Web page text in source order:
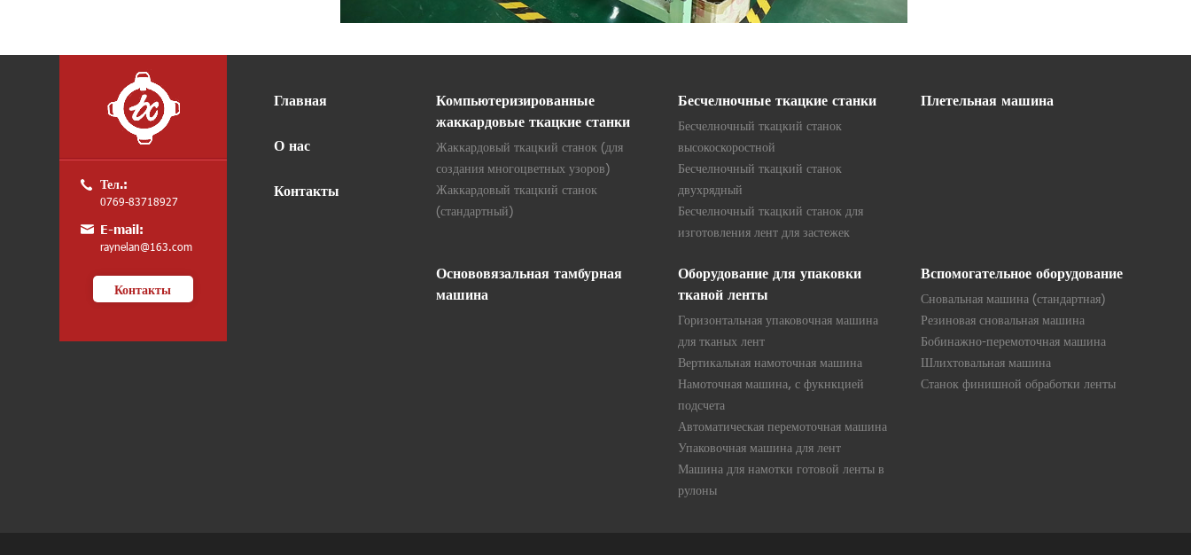
Тел.:
0769-83718927
E-mail:
raynelan@163.com
Контакты
Главная
О нас
Контакты
Компьютеризированные
жаккардовые ткацкие станки
Жаккардовый ткацкий станок (для
создания многоцветных узоров)
Жаккардовый ткацкий станок
(стандартный)
Бесчелночные ткацкие станки
Бесчелночный ткацкий станок
высокоскоростной
Бесчелночный ткацкий станок
двухрядный
Бесчелночный ткацкий станок для
изготовления лент для застежек
Плетельная машина
Основовязальная тамбурная
машина
Оборудование для упаковки
тканой ленты
Горизонтальная упаковочная машина
для тканых лент
Вертикальная намоточная машина
Намоточная машина, с фукнкцией
подсчета
Автоматическая перемоточная машина
Упаковочная машина для лент
Машина для намотки готовой ленты в
рулоны
Вспомогательное оборудование
Сновальная машина (стандартная)
Резиновая сновальная машина
Бобинажно-перемоточная машина
Шлихтовальная машина
Станок финишной обработки ленты